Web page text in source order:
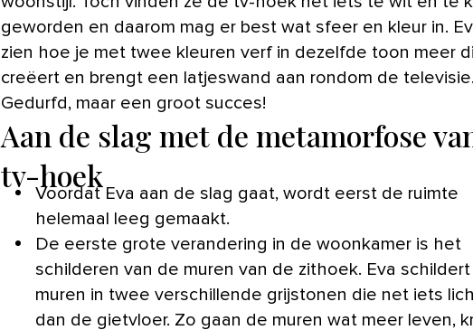
geworden en daarom mag er best wat sfeer en kleur in.
zien hoe je met twee kleuren verf in dezelfde toon meer
creëert en brengt een latjeswand aan rondom de televisie.
Gedurfd, maar een groot succes!
Aan de slag met de metamorfose
tv-hoek
Voordat Eva aan de slag gaat, wordt eerst de ruimte
helemaal leeg gemaakt.
De eerste grote verandering in de woonkamer is het
schilderen van de muren van de zithoek. Eva
muren in twee verschillende grijstonen die net iets
dan de gietvloer. Zo gaan de muren wat meer leven,